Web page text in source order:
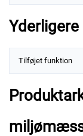
Tilføjet funktion